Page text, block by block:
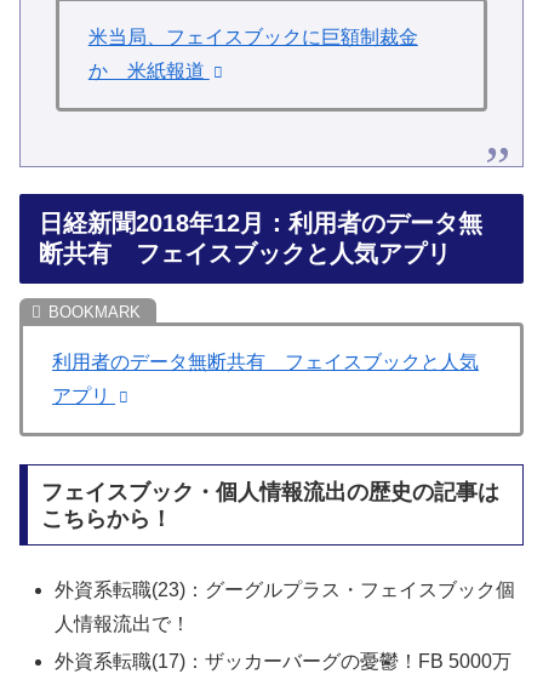
米当局、フェイスブックに巨額制裁金
か 米紙報道
日経新聞2018年12月：利用者のデータ無
断共有 フェイスブックと人気アプリ
利用者のデータ無断共有 フェイスブックと人気
アプリ
フェイスブック・個人情報流出の歴史の記事は
こちらから！
外資系転職(23)：グーグルプラス・フェイスブック個
人情報流出で！
外資系転職(17)：ザッカーバーグの憂鬱！FB 5000万